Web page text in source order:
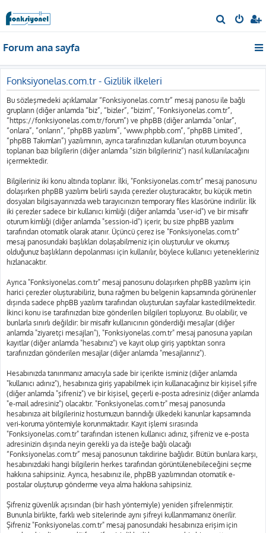
r
Forum ana sayfa
Fonksiyonelas.com.tr - Gizlilik ilkeleri
Bu sözleşmedeki açıklamalar “Fonksiyonelas.com.tr” mesaj panosu ile bağlı
grupların (diğer anlamda “biz”, “bizler”, “bizim”, “Fonksiyonelas.com.tr”,
“https://fonksiyonelas.com.tr/forum”) ve phpBB (diğer anlamda "onlar”,
“onlara”, “onların”, “phpBB yazılımı”, “www.phpbb.com”, “phpBB Limited”,
“phpBB Takımları”) yazılımının, ayrıca tarafınızdan kullanılan oturum boyunca
toplanan bazı bilgilerin (diğer anlamda “sizin bilgileriniz”) nasıl kullanılacağını
içermektedir.
Bilgileriniz iki konu altında toplanır. İlki, "Fonksiyonelas.com.tr" mesaj panosunu
dolaşırken phpBB yazılımı belirli sayıda çerezler oluşturacaktır, bu küçük metin
dosyaları bilgisayarınızda web tarayıcınızın temporary files klasörüne indirilir. İlk
iki çerezler sadece bir kullanıcı kimliği (diğer anlamda "user-id") ve bir misafir
oturum kimliği (diğer anlamda "session-id") içerir, bu size phpBB yazılımı
tarafından otomatik olarak atanır. Üçüncü çerez ise "Fonksiyonelas.com.tr"
mesaj panosundaki başlıkları dolaşabilmeniz için oluşturulur ve okumuş
olduğunuz başlıkların depolanması için kullanılır, böylece kullanıcı yetenekleriniz
hızlanacaktır.
Ayrıca "Fonksiyonelas.com.tr" mesaj panosunu dolaşırken phpBB yazılımı için
harici çerezler oluşturabiliriz, buna rağmen bu belgenin kapsamında görünenler
dışında sadece phpBB yazılımı tarafından oluşturulan sayfalar kastedilmektedir.
İkinci konu ise tarafınızdan bize gönderilen bilgileri topluyoruz. Bu olabilir, ve
bunlarla sınırlı değildir: bir misafir kullanıcının gönderdiği mesajlar (diğer
anlamda "ziyaretçi mesajları"), "Fonksiyonelas.com.tr" mesaj panosuna yapılan
kayıtlar (diğer anlamda "hesabınız") ve kayıt olup giriş yaptıktan sonra
tarafınızdan gönderilen mesajlar (diğer anlamda "mesajlarınız").
Hesabınızda tanınmanız amacıyla sade bir içerikte isminiz (diğer anlamda
"kullanıcı adınız"), hesabınıza giriş yapabilmek için kullanacağınız bir kişisel şifre
(diğer anlamda "şifreniz") ve bir kişisel, geçerli e-posta adresiniz (diğer anlamda
"e-mail adresiniz") olacaktır. "Fonksiyonelas.com.tr" mesaj panosunda
hesabınıza ait bilgileriniz hostumuzun barındığı ülkedeki kanunlar kapsamında
veri-koruma yöntemiyle korunmaktadır. Kayıt işlemi sırasında
"Fonksiyonelas.com.tr" tarafından istenen kullanıcı adınız, şifreniz ve e-posta
adresinizin dışında neyin gerekli ya da isteğe bağlı olacağı
“Fonksiyonelas.com.tr” mesaj panosunun takdirine bağlıdır. Bütün bunlara karşı,
hesabınızdaki hangi bilgilerin herkes tarafından görüntülenebileceğini seçme
hakkına sahipsiniz. Ayrıca, hesabınız ile, phpBB yazılımından otomatik e-
postalar oluşturup gönderme veya alma hakkına sahipsiniz.
Şifreniz güvenlik açısından (bir hash yöntemiyle) yeniden şifrelenmiştir.
Bununla birlikte, farklı web sitelerinde aynı şifreyi kullanmamanız önerilir.
Şifreniz "Fonksiyonelas.com.tr" mesaj panosundaki hesabınıza erişim için